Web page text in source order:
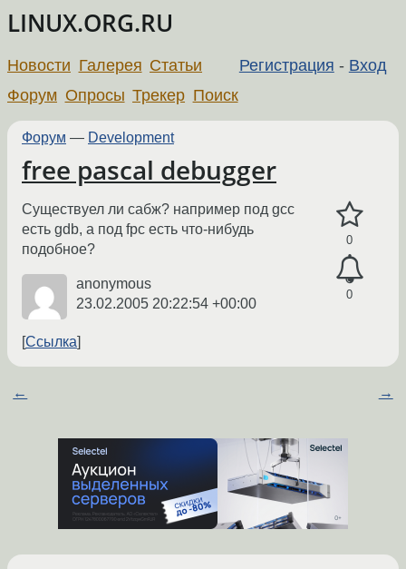
LINUX.ORG.RU
Регистрация - Вход
Новости Галерея Статьи
Форум Опросы Трекер Поиск
Форум — Development
free pascal debugger
0
0
Существуел ли сабж? например под gcc
есть gdb, а под fpc есть что-нибудь
подобное?
anonymous
23.02.2005 20:22:54 +00:00
Ссылка
← →